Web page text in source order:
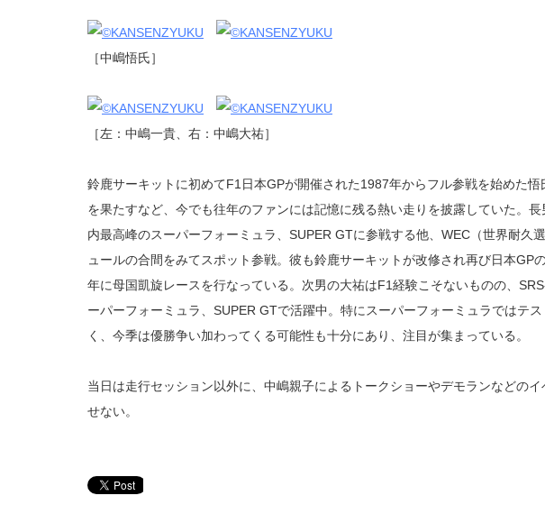
［中嶋悟氏］
［左：中嶋一貴、右：中嶋大祐］
鈴鹿サーキットに初めてF1日本GPが開催された1987年からフル参戦を始めた
を果たすなど、今でも往年のファンには記憶に残る熱い走りを披露していた。長
内最高峰のスーパーフォーミュラ、SUPER GTに参戦する他、WEC（世界耐久
ュールの合間をみてスポット参戦。彼も鈴鹿サーキットが改修され再び日本GP
年に母国凱旋レースを行なっている。次男の大祐はF1経験こそないものの、
ーパーフォーミュラ、SUPER GTで活躍中。特にスーパーフォーミュラではテ
く、今季は優勝争い加わってくる可能性も十分にあり、注目が集まっている。
当日は走行セッション以外に、中嶋親子によるトークショーやデモランなどの
せない。